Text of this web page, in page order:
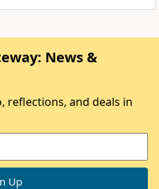
News &
reflections, and deals in